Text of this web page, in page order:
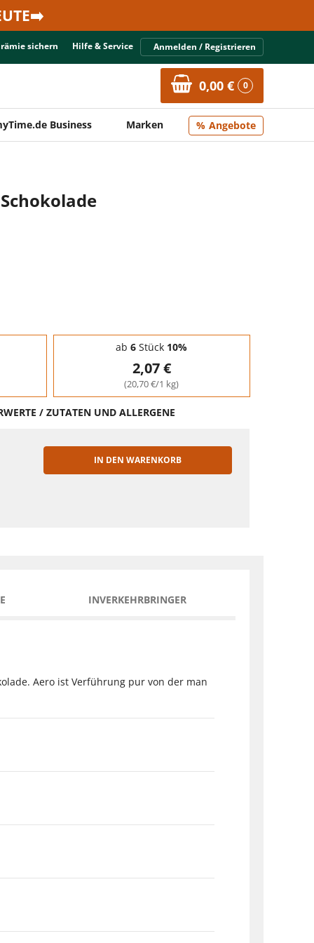
sichern Hilfe & Service Anmelden / Registrieren
0,00 € 0
Business Marken Angebote
ab 6 Stück 10%
2,07 €
(20,70 €/1 kg)
/ ZUTATEN UND ALLERGENE
IN DEN WARENKORB
INVERKEHRBRINGER
Aero ist Verführung pur von der man